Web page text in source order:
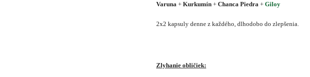
Varuna + Kurkumín + Chanca Piedra + Giloy
2x2 kapsuly denne z každého, dlhodobo do zlepšenia.
Zlyhanie obličiek: